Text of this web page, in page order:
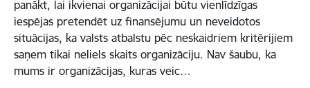
panākt, lai ikvienai organizācijai būtu vienlīdzīgas
iespējas pretendēt uz finansējumu un neveidotos
situācijas, ka valsts atbalstu pēc neskaidriem kritērijiem
saņem tikai neliels skaits organizāciju. Nav šaubu, ka
mums ir organizācijas, kuras veic…